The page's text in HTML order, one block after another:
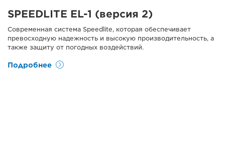
SPEEDLITE EL-1 (версия 2)
Современная система Speedlite, которая обеспечивает
превосходную надежность и высокую производительность, а
также защиту от погодных воздействий.
Подробнее